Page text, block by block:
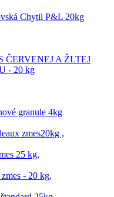
Chytil P&L 20kg
ČERVENEJ A ŽLTEJ
- 20 kg
granule 4kg
zmes20kg ,
25 kg,
- 20 kg,